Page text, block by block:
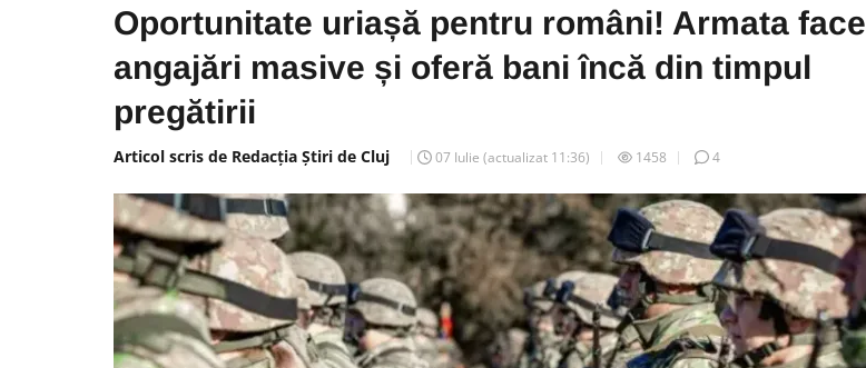
Oportunitate uriașă pentru români! Armata face
angajări masive și oferă bani încă din timpul
pregătirii
Articol scris de Redacția Știri de Cluj 07 Iulie (actualizat 11:36) 1458 4